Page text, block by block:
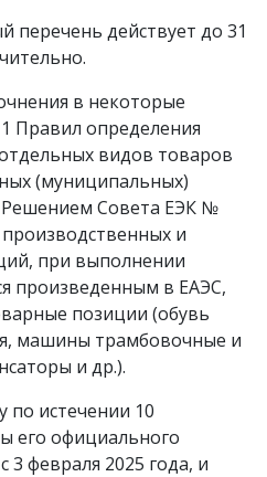
перечень действует до 31
в некоторые
Правил определения
видов товаров
(муниципальных)
Решением Совета ЕЭК №
и
при выполнении
произведенным в ЕАЭС,
позиции (обувь
машины трамбовочные и
и др.).
по истечении 10
его официального
3 февраля 2025 года, и